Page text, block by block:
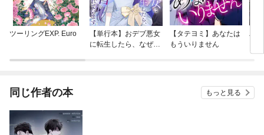
ツーリングEXP. Euro
【単行本】おデブ悪女
に転生したら、なぜか
【タテヨミ】あなたは
もういりません
バ
今
同じ作者の本 もっと見る